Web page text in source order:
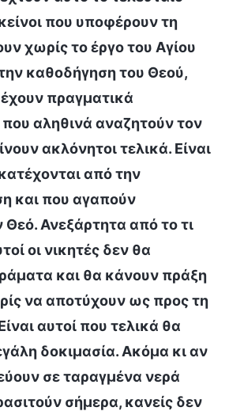
που υποφέρουν τη
χωρίς το έργο του Αγίου
καθοδήγηση του Θεού,
πραγματικά
που αληθινά αναζητούν τον
ακλόνητοι τελικά. Είναι
από την
και που αγαπούν
Θεό. Ανεξάρτητα από το τι
οι νικητές δεν θα
και θα κάνουν πράξη
να αποτύχουν ως προς τη
αυτοί που τελικά θα
δοκιμασία. Ακόμα κι αν
σε ταραγμένα νερά
σήμερα, κανείς δεν